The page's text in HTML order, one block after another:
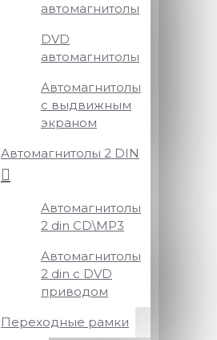
автомагнитолы
DVD
автомагнитолы
Автомагнитолы
с выдвижным
экраном
Автомагнитолы 2 DIN
Автомагнитолы
2 din CD\MP3
Автомагнитолы
2 din с DVD
приводом
Переходные рамки